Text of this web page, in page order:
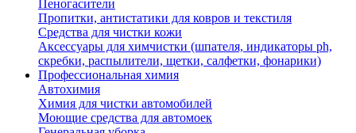
Пеногасители
Пропитки, антистатики для ковров и текстиля
Средства для чистки кожи
Аксессуары для химчистки (шпателя, индикаторы ph,
скребки, распылители, щетки, салфетки, фонарики)
Профессиональная химия
Автохимия
Химия для чистки автомобилей
Моющие средства для автомоек